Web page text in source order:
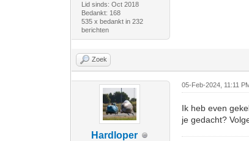
Lid sinds: Oct 2018
Bedankt: 168
535 x bedankt in 232
berichten
Zoek
Hardloper
05-Feb-2024, 11:11
Ik heb even
je gedacht?